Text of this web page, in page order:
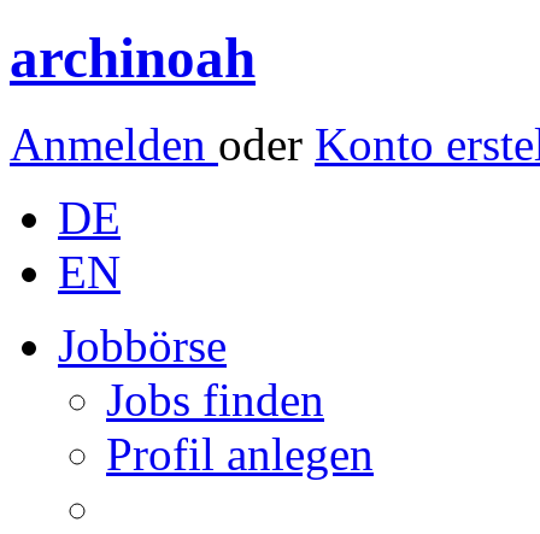
archinoah
Anmelden oder Konto
DE
EN
Jobbörse
Jobs finden
Profil anlegen